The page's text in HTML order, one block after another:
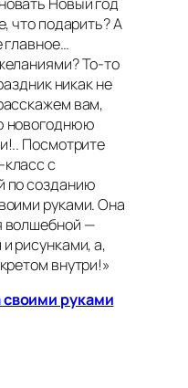
что подарить? А
главное…
То-то
никак не
вам,
новогоднюю
Посмотрите
с
по созданию
руками. Она
волшебной —
рисунками, а,
внутри!»
руками